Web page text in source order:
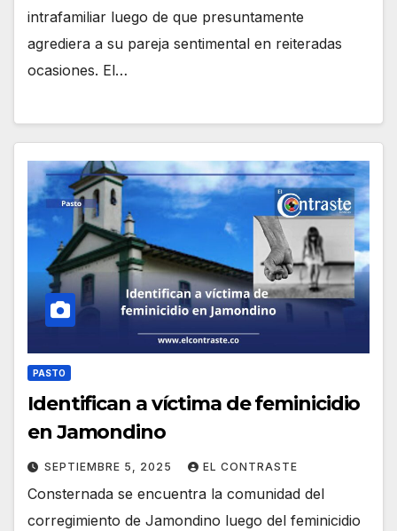
intrafamiliar luego de que presuntamente
agrediera a su pareja sentimental en reiteradas
ocasiones. El…
PASTO
Identifican a víctima de feminicidio
en Jamondino
SEPTIEMBRE 5, 2025 EL CONTRASTE
Consternada se encuentra la comunidad del
corregimiento de Jamondino luego del feminicidio